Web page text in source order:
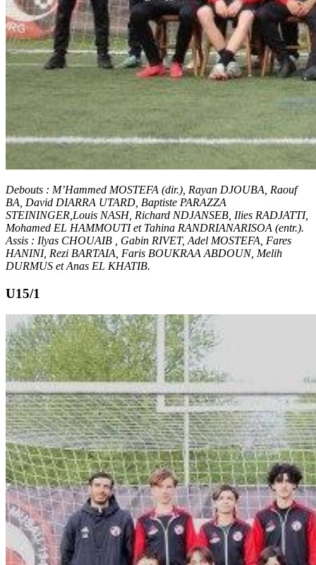
Debouts : M’Hammed MOSTEFA (dir.), Rayan DJOUBA, Raouf
BA, David DIARRA UTARD, Baptiste PARAZZA
STEININGER,Louis NASH, Richard NDJANSEB, Ilies RADJATTI,
Mohamed EL HAMMOUTI et Tahina RANDRIANARISOA (entr.).
Assis : Ilyas CHOUAIB , Gabin RIVET, Adel MOSTEFA, Fares
HANINI, Rezi BARTAIA, Faris BOUKRAA ABDOUN, Melih
DURMUS et Anas EL KHATIB.
U15/1